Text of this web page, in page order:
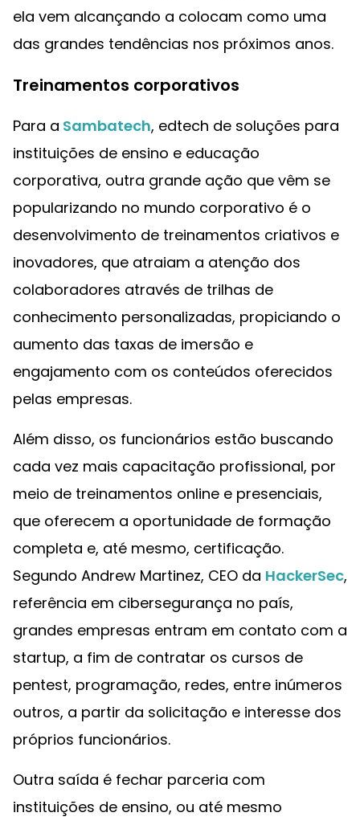
ela vem alcançando a colocam como uma
das grandes tendências nos próximos anos.
Treinamentos corporativos
Para a Sambatech, edtech de soluções para
instituições de ensino e educação
corporativa, outra grande ação que vêm se
popularizando no mundo corporativo é o
desenvolvimento de treinamentos criativos e
inovadores, que atraiam a atenção dos
colaboradores através de trilhas de
conhecimento personalizadas, propiciando o
aumento das taxas de imersão e
engajamento com os conteúdos oferecidos
pelas empresas.
Além disso, os funcionários estão buscando
cada vez mais capacitação profissional, por
meio de treinamentos online e presenciais,
que oferecem a oportunidade de formação
completa e, até mesmo, certificação.
Segundo Andrew Martinez, CEO da HackerSec,
referência em cibersegurança no país,
grandes empresas entram em contato com a
startup, a fim de contratar os cursos de
pentest, programação, redes, entre inúmeros
outros, a partir da solicitação e interesse dos
próprios funcionários.
Outra saída é fechar parceria com
instituições de ensino, ou até mesmo